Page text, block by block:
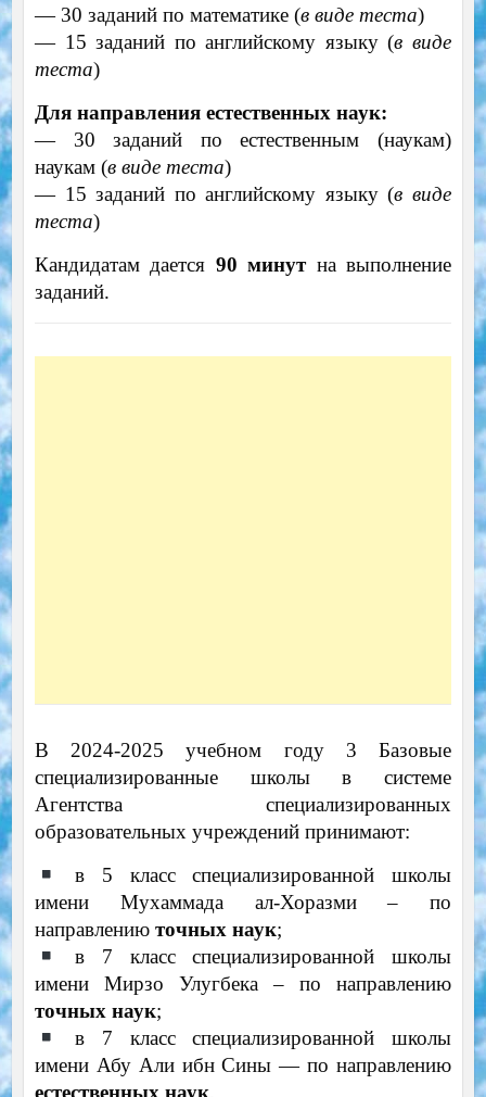
— 30 заданий по математике (в виде теста)
— 15 заданий по английскому языку (в виде
теста)
Для направления естественных наук:
— 30 заданий по естественным (наукам)
наукам (в виде теста)
— 15 заданий по английскому языку (в виде
теста)
Кандидатам дается 90 минутна выполнение
заданий.
В 2024-2025 учебном году 3 Базовые
специализированные школы в системе
Агентства специализированных
образовательных учреждений принимают:
в 5 класс специализированной школы
имени Мухаммада ал-Хоразми – по
направлению точных наук;
в 7 класс специализированной школы
имени Мирзо Улугбека – по направлению
точных наук;
в 7 класс специализированной школы
имени Абу Али ибн Сины — по направлению
естественных наук.